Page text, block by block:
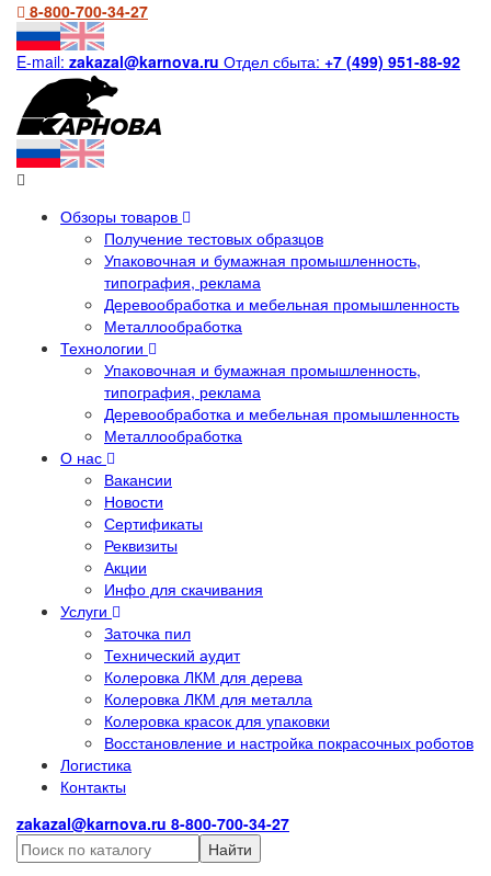
8-800-700-34-27
E-mail: zakazal@karnova.ru Отдел сбыта: +7 (499) 951-88-92
Обзоры товаров
Получение тестовых образцов
Упаковочная и бумажная промышленность,
типография, реклама
Деревообработка и мебельная промышленность
Металлообработка
Технологии
Упаковочная и бумажная промышленность,
типография, реклама
Деревообработка и мебельная промышленность
Металлообработка
О нас
Вакансии
Новости
Сертификаты
Реквизиты
Акции
Инфо для скачивания
Услуги
Заточка пил
Технический аудит
Колеровка ЛКМ для дерева
Колеровка ЛКМ для металла
Колеровка красок для упаковки
Восстановление и настройка покрасочных роботов
Логистика
Контакты
zakazal@karnova.ru 8-800-700-34-27
Найти